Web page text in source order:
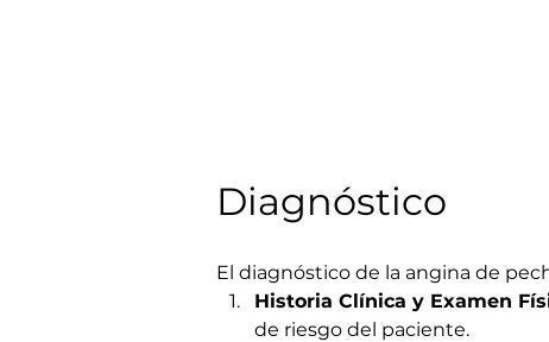
Diagnóstico
El diagnóstico de la angina de
Historia Clínica y Examen
de riesgo del paciente.